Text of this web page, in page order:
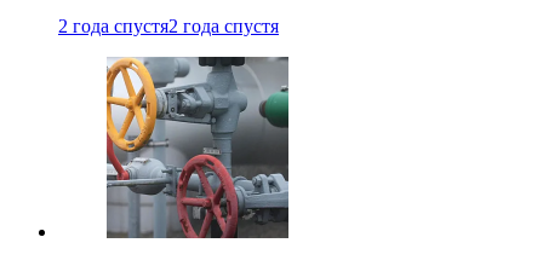
2 года спустя2 года спустя